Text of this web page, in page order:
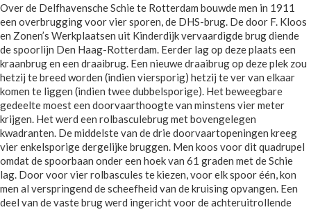
Over de Delfhavensche Schie te Rotterdam bouwde men in 1911
een overbrugging voor vier sporen, de DHS-brug. De door F. Kloos
en Zonen’s Werkplaatsen uit Kinderdijk vervaardigde brug diende
de spoorlijn Den Haag-Rotterdam. Eerder lag op deze plaats een
kraanbrug en een draaibrug. Een nieuwe draaibrug op deze plek zou
hetzij te breed worden (indien viersporig) hetzij te ver van elkaar
komen te liggen (indien twee dubbelsporige). Het beweegbare
gedeelte moest een doorvaarthoogte van minstens vier meter
krijgen. Het werd een rolbasculebrug met bovengelegen
kwadranten. De middelste van de drie doorvaartopeningen kreeg
vier enkelsporige dergelijke bruggen. Men koos voor dit quadrupel
omdat de spoorbaan onder een hoek van 61 graden met de Schie
lag. Door voor vier rolbascules te kiezen, voor elk spoor één, kon
men al verspringend de scheefheid van de kruising opvangen. Een
deel van de vaste brug werd ingericht voor de achteruitrollende